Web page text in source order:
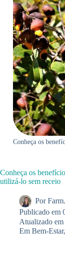
Conheça os
Conheça os
utilizá-lo sem receio
Por
Publicado em
Atualizado em
Em Bem-Estar